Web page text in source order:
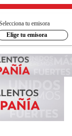
tu emisora
Elige tu emisora